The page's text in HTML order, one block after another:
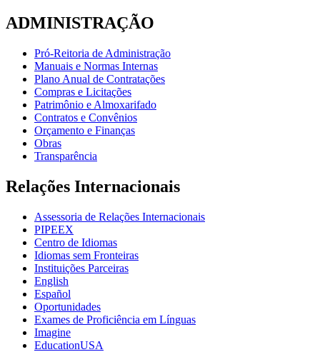
ADMINISTRAÇÃO
Pró-Reitoria de Administração
Manuais e Normas Internas
Plano Anual de Contratações
Compras e Licitações
Patrimônio e Almoxarifado
Contratos e Convênios
Orçamento e Finanças
Obras
Transparência
Relações Internacionais
Assessoria de Relações Internacionais
PIPEEX
Centro de Idiomas
Idiomas sem Fronteiras
Instituições Parceiras
English
Español
Oportunidades
Exames de Proficiência em Línguas
Imagine
EducationUSA